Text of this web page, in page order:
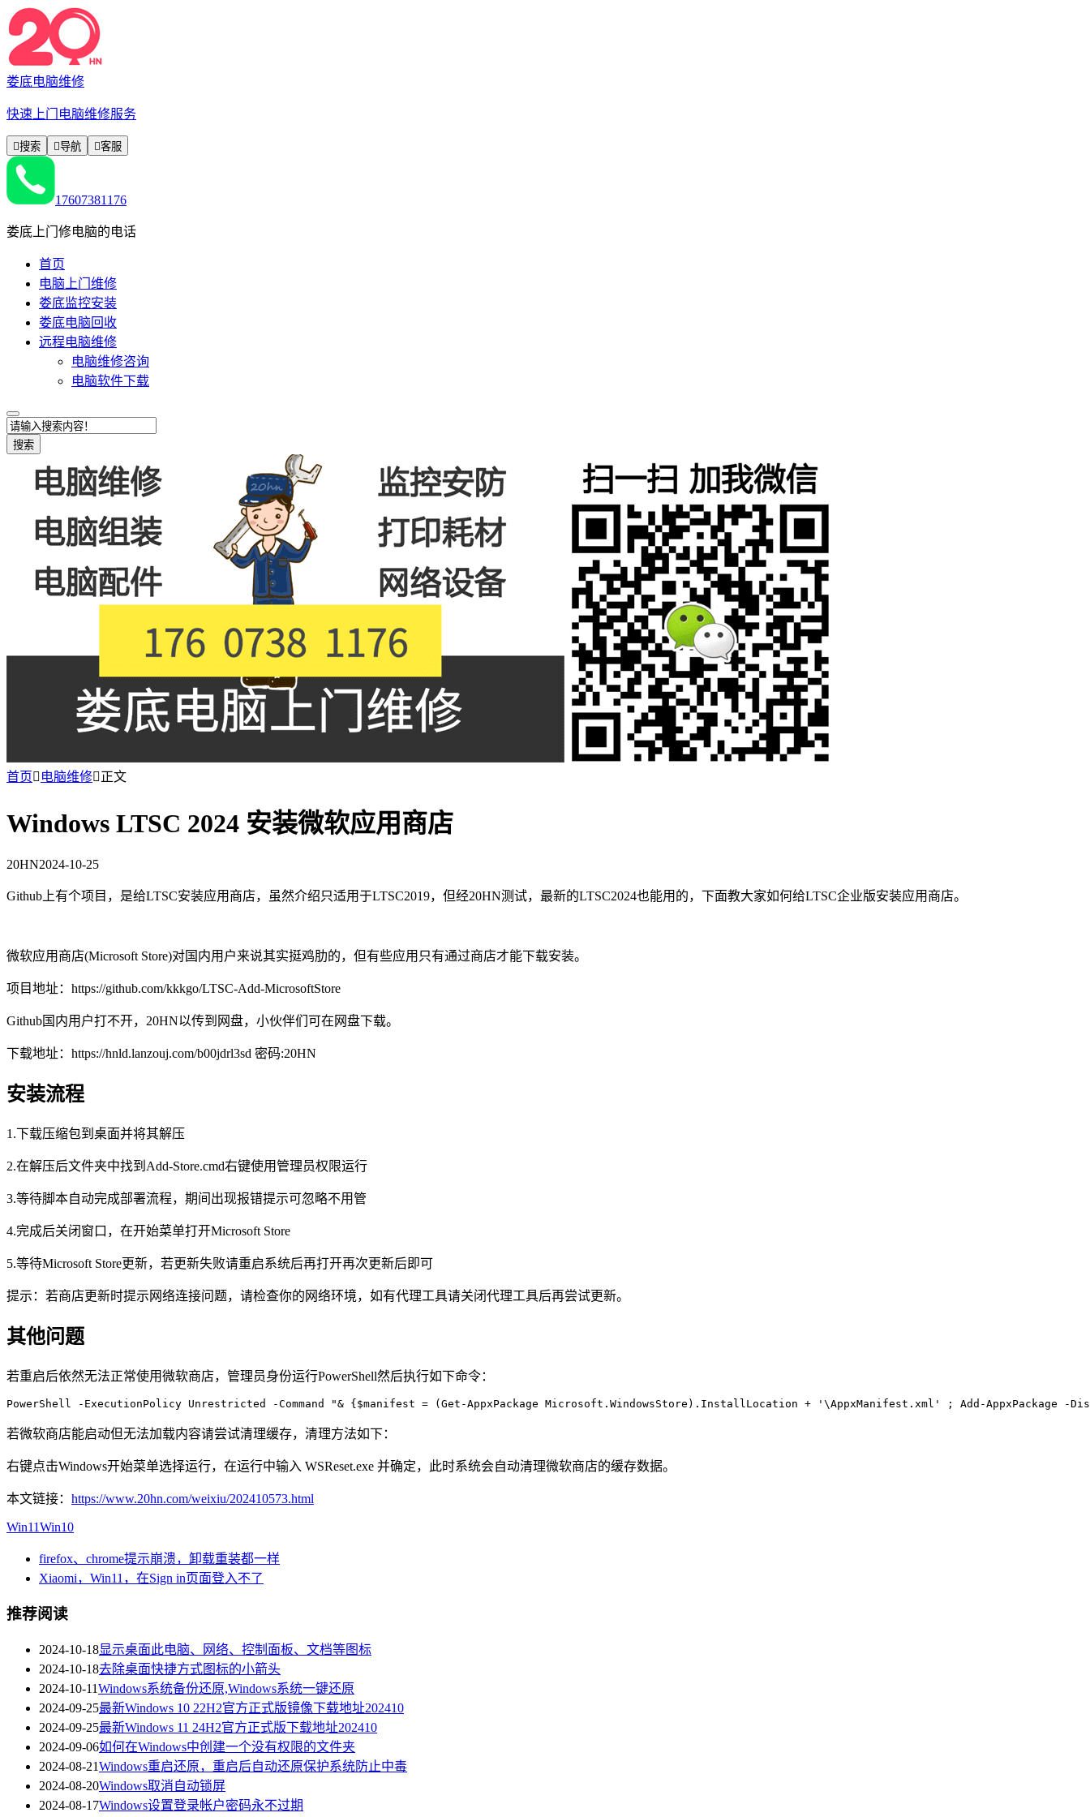
娄底电脑维修
快速上门电脑维修服务
搜索 导航 客服
17607381176
娄底上门修电脑的电话
首页
电脑上门维修
娄底监控安装
娄底电脑回收
远程电脑维修
电脑维修咨询
电脑软件下载
搜索
首页 电脑维修正文
Windows LTSC 2024 安装微软应用商店
20HN2024-10-25
Github上有个项目，是给LTSC安装应用商店，虽然介绍只适用于LTSC2019，但经20HN测试，最新的LTSC2024也能用的，下面教大家如何给LTSC企业版安装应用商店。
微软应用商店(Microsoft Store)对国内用户来说其实挺鸡肋的，但有些应用只有通过商店才能下载安装。
项目地址：https://github.com/kkkgo/LTSC-Add-MicrosoftStore
Github国内用户打不开，20HN以传到网盘，小伙伴们可在网盘下载。
下载地址：https://hnld.lanzouj.com/b00jdrl3sd 密码:20HN
安装流程
1.下载压缩包到桌面并将其解压
2.在解压后文件夹中找到Add-Store.cmd右键使用管理员权限运行
3.等待脚本自动完成部署流程，期间出现报错提示可忽略不用管
4.完成后关闭窗口，在开始菜单打开Microsoft Store
5.等待Microsoft Store更新，若更新失败请重启系统后再打开再次更新后即可
提示：若商店更新时提示网络连接问题，请检查你的网络环境，如有代理工具请关闭代理工具后再尝试更新。
其他问题
若重启后依然无法正常使用微软商店，管理员身份运行PowerShell然后执行如下命令：
PowerShell -ExecutionPolicy Unrestricted -Command "& {$manifest = (Get-AppxPackage Microsoft.WindowsStore).InstallLocation + '\AppxManifest.xml' ; Add-AppxPackage -
若微软商店能启动但无法加载内容请尝试清理缓存，清理方法如下：
右键点击Windows开始菜单选择运行，在运行中输入 WSReset.exe 并确定，此时系统会自动清理微软商店的缓存数据。
本文链接： https://www.20hn.com/weixiu/202410573.html
Win11Win10
firefox、chrome提示崩溃，卸载重装都一样
Xiaomi，Win11，在Sign in页面登入不了
推荐阅读
2024-10-18显示桌面此电脑、网络、控制面板、文档等图标
2024-10-18去除桌面快捷方式图标的小箭头
2024-10-11Windows系统备份还原,Windows系统一键还原
2024-09-25最新Windows 10 22H2官方正式版镜像下载地址202410
2024-09-25最新Windows 11 24H2官方正式版下载地址202410
2024-09-06如何在Windows中创建一个没有权限的文件夹
2024-08-21Windows重启还原，重启后自动还原保护系统防止中毒
2024-08-20Windows取消自动锁屏
2024-08-17Windows设置登录帐户密码永不过期